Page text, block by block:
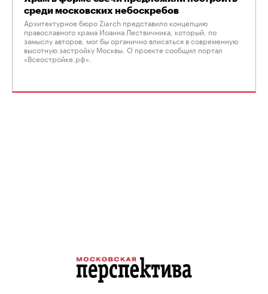
среди московских небоскребов
Архитектурное бюро Ziarch представило концепцию
православного храма Иоанна Лествичника, который, по
замыслу авторов, мог бы органично вписаться в современную
высотную застройку Москвы. О проекте сообщил портал
«Всеостройке.рф».